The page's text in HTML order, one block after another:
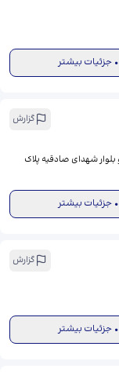
جزئیات بیشتر
گزارش
پاییزان و بلوار شهدای صادقیه پلاک
جزئیات بیشتر
گزارش
جزئیات بیشتر